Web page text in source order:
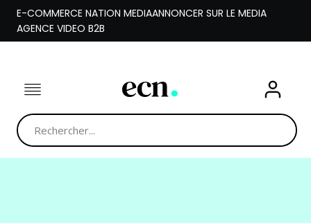
Aller
contenu
E-COMMERCE NATION MEDIAANNONCER SUR LE MEDIA
AGENCE VIDEO B2B